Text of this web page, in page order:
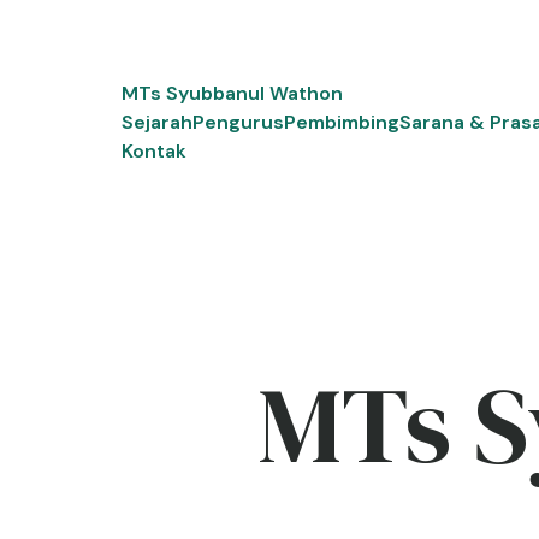
MTs Syubbanul Wathon
SejarahPengurusPembimbingSarana &
Kontak
MTs